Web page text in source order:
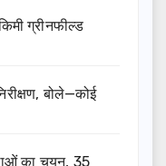
ग्रीनफील्ड
बोले—कोई
का चयन, 35